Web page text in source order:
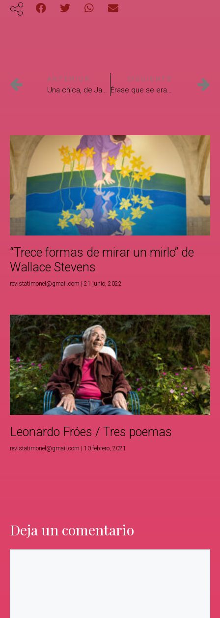
ANTERIOR
Una chica, de Jamaica Kincaid. Traducción de Flor Salaiza
SIGUIENTE
Érase que se era, de Eleanor Wilner
“Trece formas de mirar un mirlo” de
Wallace Stevens
revistatimonel@gmail.com 21 junio, 2022
Leonardo Fróes / Tres poemas
revistatimonel@gmail.com 10 febrero, 2021
Deja un comentario